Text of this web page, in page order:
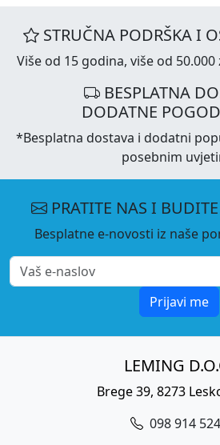
STRUČNA PODRŠKA I
Više od 15 godina, više od
BESPLATNA
DODATNE
*Besplatna dostava i dodatni
posebnim
PRATITE NAS I
Besplatne e-novosti iz naše
Prijavi me
LEMING
Brege 39, 8273
098 914